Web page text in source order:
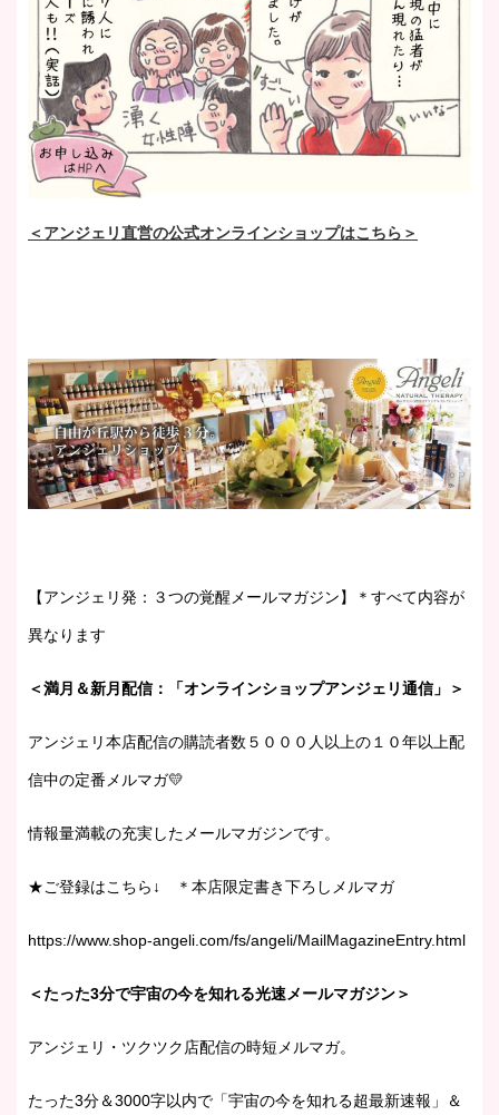
＜アンジェリ直営の公式オンラインショップはこちら＞
【アンジェリ発：３つの覚醒メールマガジン】＊すべて内容が
異なります
＜満月＆新月配信：「オンラインショップアンジェリ通信」＞
アンジェリ本店配信の購読者数５０００人以上の１０年以上配
信中の定番メルマガ💛
情報量満載の充実したメールマガジンです。
★ご登録はこちら↓ ＊本店限定書き下ろしメルマガ
https://www.shop-angeli.com/fs/angeli/MailMagazineEntry.html
＜たった3分で宇宙の今を知れる光速メールマガジン＞
アンジェリ・ツクツク店配信の時短メルマガ。
たった3分＆3000字以内で「宇宙の今を知れる超最新速報」＆